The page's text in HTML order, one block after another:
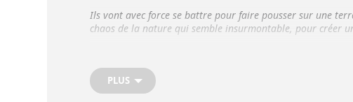
Ils vont avec force se battre pour faire pousser sur une
chaos de la nature qui semble insurmontable, pour créer
PLUS